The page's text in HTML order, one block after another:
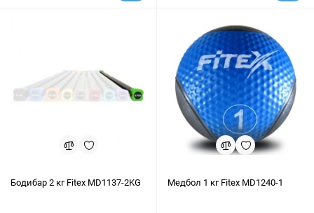
Бодибар 2 кг Fitex MD1137-2KG Медбол 1 кг Fitex MD1240-1